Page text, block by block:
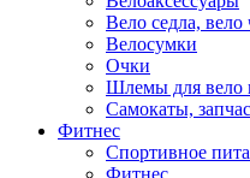
Вело седла, вело
Велосумки
Очки
Шлемы для вело
Самокаты,
Фитнес
Спортивное
Фитнес